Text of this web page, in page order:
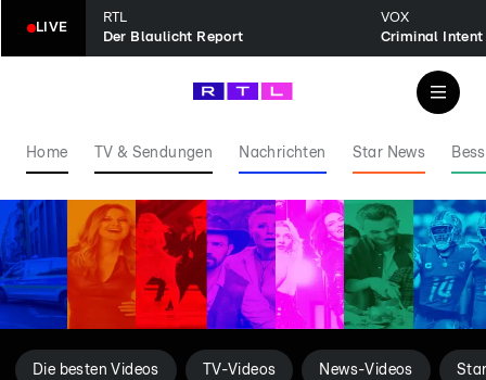
LIVE
RTL
Der Blaulicht Report
VOX
Home TV & Sendungen Nachrichten Star News
Die besten Videos TV-Videos News-Videos